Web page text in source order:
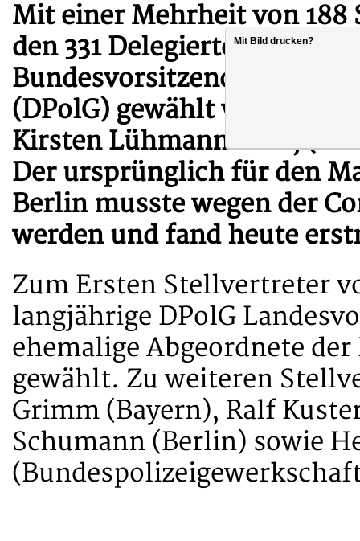
Mit einer Mehrheit von 188
den 331 Delegierten des
Bundesvorsitzenden der
(DPolG) gewählt worden.
Kirsten Lühmann MdB,
Der ursprünglich für den
Berlin musste wegen der
werden und fand heute
Zum Ersten Stellvertreter
langjährige DPolG
ehemalige Abgeordnete
gewählt. Zu weiteren
Grimm (Bayern), Ralf
Schumann (Berlin) sowie
Mit Bild drucken?